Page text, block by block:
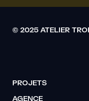
© 2025 ATELIER
PROJETS
AGENCE